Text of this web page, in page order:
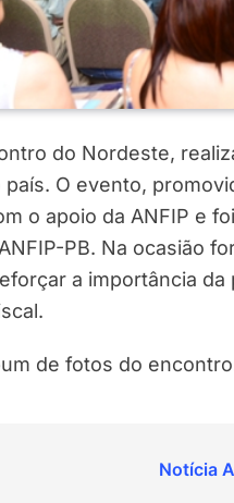
do Nordeste,
país. O evento,
o apoio da ANFIP e
PB. Na ocasião
a importância
de fotos do